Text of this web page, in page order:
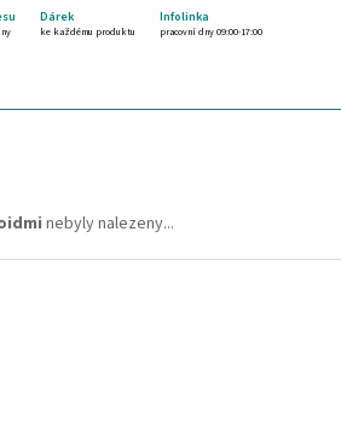
Dárek Infolinka
ke každému produktu pracovní dny 09:00-17:00
nebyly nalezeny...